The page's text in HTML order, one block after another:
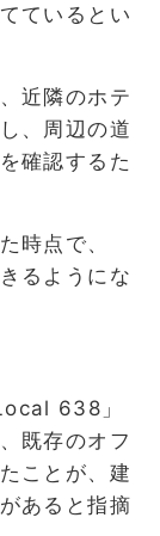
ているとい
近隣のホテ
、周辺の道
確認するた
時点で、
るようにな
638」
既存のオフ
ことが、建
あると指摘